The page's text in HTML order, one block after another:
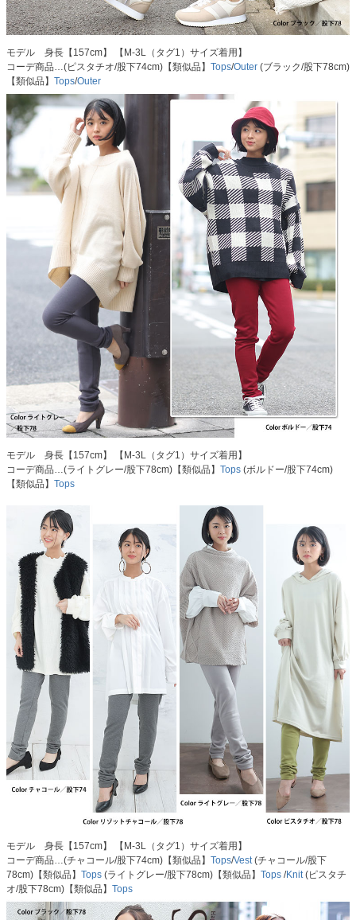
モデル 身長【157cm】 【M-3L（タグ1）サイズ着用】
コーデ商品…(ピスタチオ/股下74cm)【類似品】 Tops/Outer (ブラック/股下78cm)
【類似品】 Tops/Outer
モデル 身長【157cm】 【M-3L（タグ1）サイズ着用】
コーデ商品…(ライトグレー/股下78cm)【類似品】 Tops (ボルドー/股下74cm)
【類似品】 Tops
モデル 身長【157cm】 【M-3L（タグ1）サイズ着用】
コーデ商品…(チャコール/股下74cm)【類似品】 Tops/Vest (チャコール/股下
78cm)【類似品】 Tops (ライトグレー/股下78cm)【類似品】 Tops /Knit (ピスタチ
オ/股下78cm)【類似品】 Tops